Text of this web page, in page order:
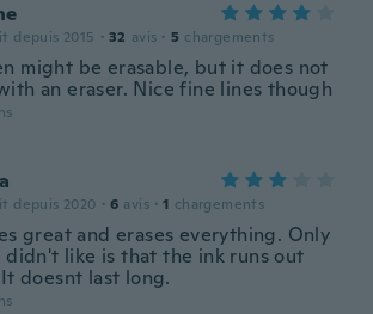
depuis 2015 · 32 avis · 5 chargements
might be erasable, but it does not
an eraser. Nice fine lines though
depuis 2020 · 6 avis · 1 chargements
great and erases everything. Only
like is that the ink runs out
doesnt last long.